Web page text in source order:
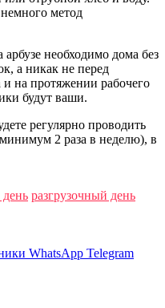
метод
арбузе необходимо дома без
а никак не перед
на протяжении рабочего
будут ваши.
регулярно проводить
2 раза в неделю), в
день разгрузочный день
WhatsApp Telegram